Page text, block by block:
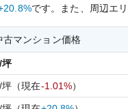
です。 また、周辺エ
古マンション価格
坪
坪 （現在-1.01%）